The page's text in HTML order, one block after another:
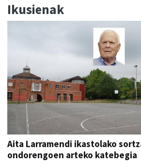
Ikusienak
Aita Larramendi ikastolako
ondorengoen arteko katebegia